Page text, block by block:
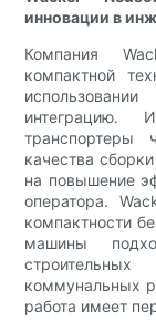
инновации в
Компания
компактной
интеграцию.
транспортеры
качества
на повышение
оператора.
компактности
машины
коммунальных
работа имеет